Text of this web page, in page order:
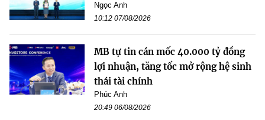
Ngọc Anh
10:12 07/08/2026
MB tự tin cán mốc 40.000 tỷ đồng
lợi nhuận, tăng tốc mở rộng hệ sinh
thái tài chính
Phúc Anh
20:49 06/08/2026